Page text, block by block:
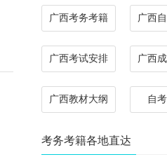
广西考务考籍 广西
广西考试安排 广西
广西教材大纲 自
考务考籍各地直达